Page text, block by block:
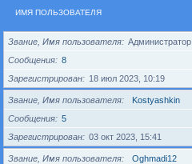
ИМЯ ПОЛЬЗОВАТЕЛЯ
Звание, Имя пользователя Администратор
Сообщения
8
Зарегистрирован
18 июл 2023, 10:19
Звание, Имя пользователя
Kostyashkin
Сообщения
5
Зарегистрирован
03 окт 2023, 15:41
Звание, Имя пользователя
Oghmadi12